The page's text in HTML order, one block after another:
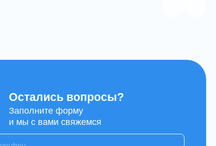
Остались вопросы?
Заполните форму
и мы с вами свяжемся